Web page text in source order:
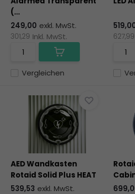
(...
Vergleichen
249,00 exkl. MwSt.
301,29 Inkl. MwSt. 627,99
AED Wandkasten
Rotaid Solid Plus HEAT
539,53 exkl. MwSt.